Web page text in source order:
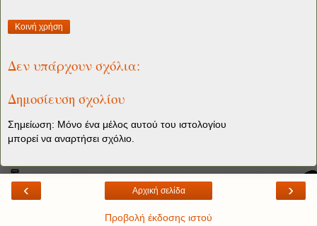
Κοινή χρήση
Δεν υπάρχουν σχόλια:
Δημοσίευση σχολίου
Σημείωση: Μόνο ένα μέλος αυτού του ιστολογίου
μπορεί να αναρτήσει σχόλιο.
‹ ›
Αρχική σελίδα
Προβολή έκδοσης ιστού